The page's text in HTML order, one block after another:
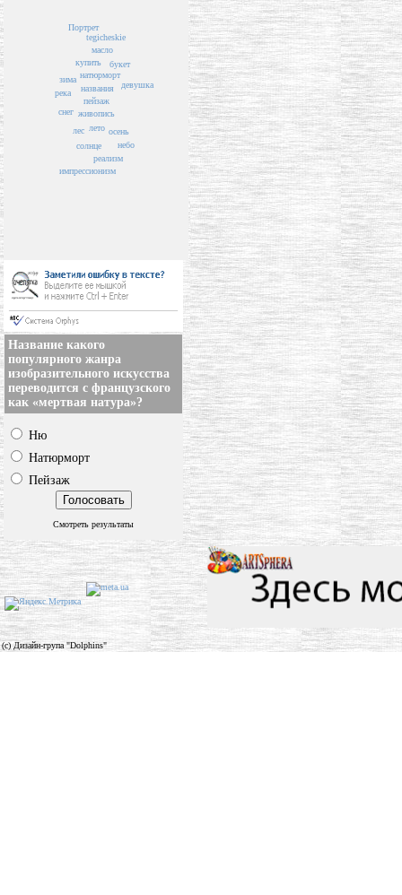
пейзаж
названия
живопись
лето
натюрморт
купить
солнце
лес
зима
осень
букет
масло
река
снег
tegicheskie
реализм
небо
импрессионизм
Портрет
девушка
Название какого
популярного жанра
изобразительного искусства
переводится с французского
как «мертвая натура»?
Ню
Натюрморт
Пейзаж
Смотреть результаты
(c) Дизайн-група "Dolphins"